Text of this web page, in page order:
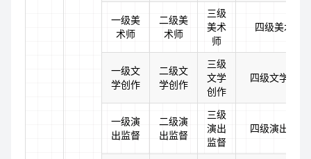
一级美
术师
二级美
术师
三级
美术
师
四级美术师
一级文
学创作
二级文
学创作
三级
文学
创作
四级文学创作
一级演
出监督
二级演
出监督
三级
演出
监督
四级演出监督